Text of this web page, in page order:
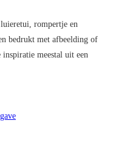
rompertje en
bedrukt met afbeelding of
meestal uit een